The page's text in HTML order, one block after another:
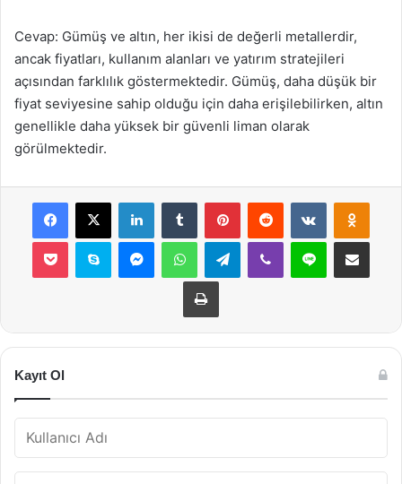
Cevap: Gümüş ve altın, her ikisi de değerli metallerdir,
ancak fiyatları, kullanım alanları ve yatırım stratejileri
açısından farklılık göstermektedir. Gümüş, daha düşük bir
fiyat seviyesine sahip olduğu için daha erişilebilirken, altın
genellikle daha yüksek bir güvenli liman olarak
görülmektedir.
Facebook
X LinkedInTumblr PinterestReddit VKontakte
Pocket Skype MessengerWhatsAppTelegramViber Line E-Posta ile
Yazdır
Kayıt Ol